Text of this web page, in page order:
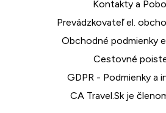
Kontakty a
Prevádzkovateľ el.
Obchodné podmienky
Cestovné
GDPR - Podmienky a
CA Travel.Sk je